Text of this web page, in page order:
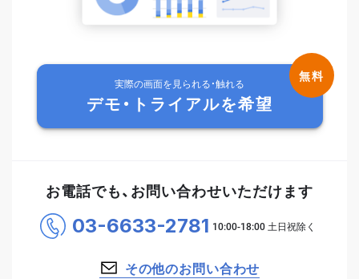
実際の画面を見られる・触れる
デモ・トライアルを希望
お電話でも、お問い合わせいただけます
03-6633-2781
その他のお問い合わせ